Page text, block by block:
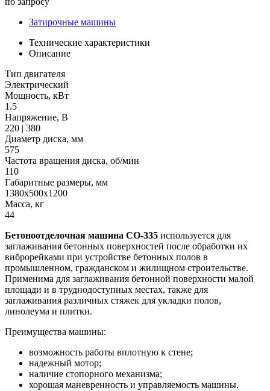
Затирочные машины
Технические характеристики
Описание
Тип двигателя
Электрический
Мощность, кВт
1.5
Напряжение, В
220 | 380
Диаметр диска, мм
575
Частота вращения диска, об/мин
110
Габаритные размеры, мм
1380x500x1200
Масса, кг
44
Бетоноотделочная машина СО-335 используется для
заглаживания бетонных поверхностей после обработки их
виброрейками при устройстве бетонных полов в
промышленном, гражданском и жилищном строительстве.
Применима для заглаживания бетонной поверхности малой
площади и в труднодоступных местах, также для
заглаживания различных стяжек для укладки полов,
линолеума и плитки.
Преимущества машины:
возможность работы вплотную к стене;
надежный мотор;
наличие стопорного механизма;
хорошая маневренность и управляемость машины.